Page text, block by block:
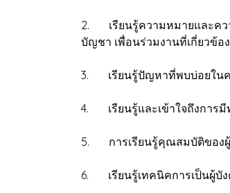
2. เรียนรู้ความหมายและคว
บัญชา เพื่อนร่วมงานที่เกี่ยวข้อ
3. เรียนรู้ปัญหาที่พบบ่อยในค
4. เรียนรู้และเข้าใจถึงการมี
5. การเรียนรู้คุณสมบัติของผู้น
6. เรียนรู้เทคนิคการเป็นผู้บั